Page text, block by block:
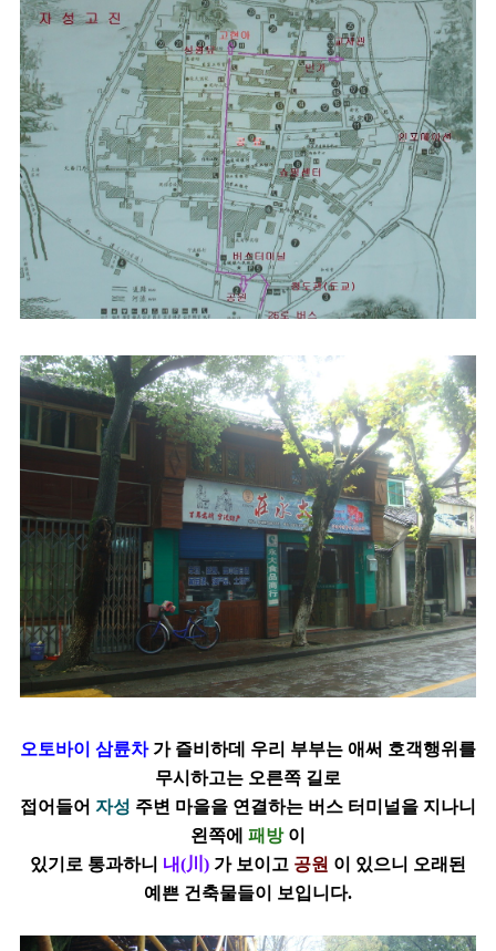
오토바이 삼륜차 가 즐비하데 우리 부부는 애써 호객행위를
무시하고는 오른쪽 길로
접어들어 자성 주변 마을을 연결하는 버스 터미널을 지나니
왼쪽에 패방 이
있기로 통과하니 내(川) 가 보이고 공원 이 있으니 오래된
예쁜 건축물들이 보입니다.